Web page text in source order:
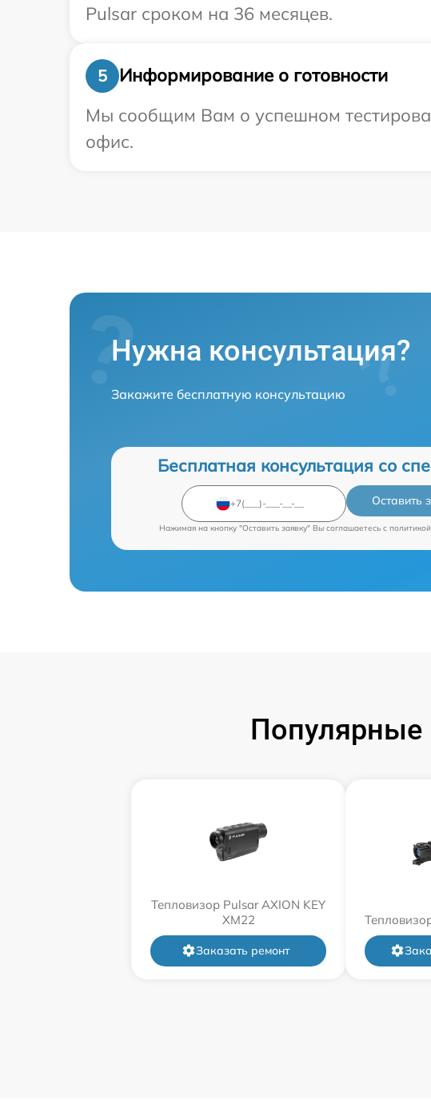
Pulsar сроком на 36 месяцев.
5
Информирование о готовности
Мы сообщим Вам о успешном
офис.
Нужна консультация?
Закажите бесплатную консультацию
Бесплатная консультация со
Оставить
Нажимая на кнопку "Оставить заявку" Вы соглашаетесь c
Популярные
Тепловизор Pulsar AXION KEY
XM22
Заказать ремонт